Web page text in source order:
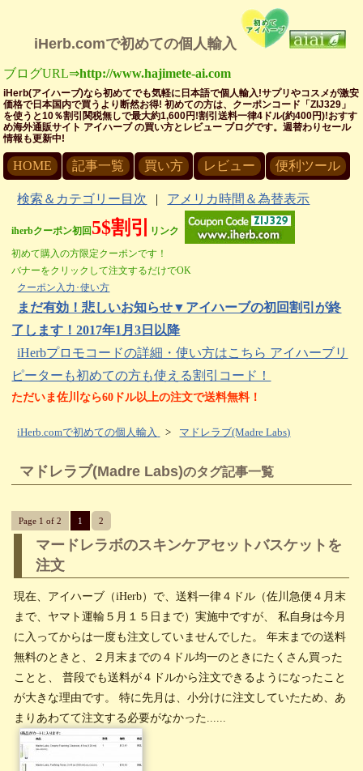
iHerb.comで初めての個人輸入
ブログURL⇒http://www.hajimete-ai.com
iHerb(アイハーブ)なら初めてでも気軽に日本語で個人輸入!サプリやコスメが激安
価格で日本国内で買うより断然お得! 初めての方は、クーポンコード「ZIJ329」
を使うと10％割引関税無しで最大約1,600円!割引送料一律4ドル(約400円)!おすす
め海外通販サイト アイハーブ の買い方とレビュー ブログです。週替わりセール
情報も更新中!
HOME 記事一覧 買い方 レビュー 便利ツール
検索＆カテゴリー目次 | アメリカ時間＆為替表示
iherbクーポン初回 5$割引
リンク
初めて購入の方限定クーポンです！
バナーをクリックして注文するだけでOK
クーポン入力･使い方
まだ有効！悲しいお知らせ▼アイハーブの初回割引が終
了します！2017年1月3日以降
iHerbプロモコードの詳細・使い方はこちら アイハーブリ
ピーターも初めての方も使える割引コード！
ただいま佐川なら60ドル以上の注文で送料無料！
iHerb.comで初めての個人輸入 > マドレラブ(Madre Labs)
マドレラブ(Madre Labs)のタグ記事一覧
Page 1 of 2 1 2
マードレラボのスキンケアセットバスケットを
注文
現在、アイハーブ（iHerb）で、送料一律４ドル（佐川急便４月末
まで、ヤマト運輸５月１５日まで）実施中ですが、 私自身は今月
に入ってからは一度も注文していませんでした。 年末までの送料
無料のときと、２月末までの４ドル均一のときにたくさん買った
ことと、 普段でも送料が４ドルから注文できるようになったこと
が大きな理由です。 特に先月は、小分けに注文していたため、あ
まりあわてて注文する必要がなかった......